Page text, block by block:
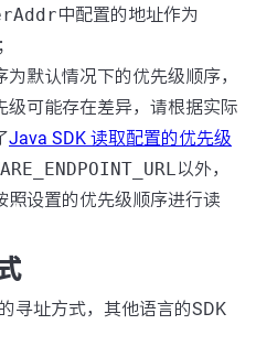
中配置的地址作为
默认情况下的优先级顺序，
级可能存在差异，请根据实际
Java SDK 读取配置的优先级
以外，
设置的优先级顺序进行读
寻址方式，其他语言的SDK